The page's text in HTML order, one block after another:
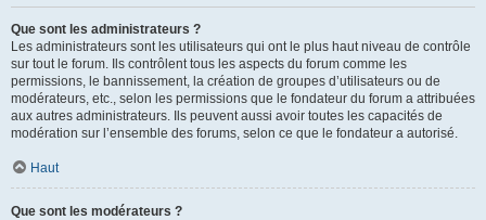
Que sont les administrateurs ?
Les administrateurs sont les utilisateurs qui ont le plus haut niveau de contrôle
sur tout le forum. Ils contrôlent tous les aspects du forum comme les
permissions, le bannissement, la création de groupes d’utilisateurs ou de
modérateurs, etc., selon les permissions que le fondateur du forum a attribuées
aux autres administrateurs. Ils peuvent aussi avoir toutes les capacités de
modération sur l’ensemble des forums, selon ce que le fondateur a autorisé.
Haut
Que sont les modérateurs ?